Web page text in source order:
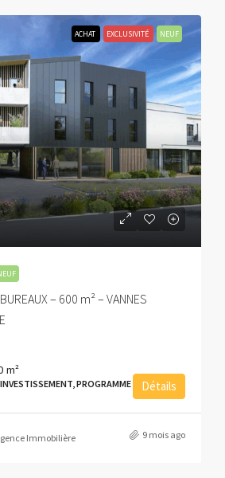
ACHAT EXCLUSIVITÉ NEUF
– 600 m² – VANNES
m²
PROGRAMME NEUFDétails
Immobilière 9 mois ago